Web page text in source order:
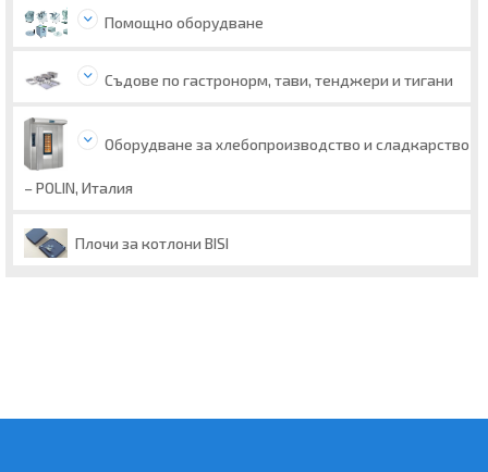
Помощно оборудване
Съдове по гастронорм, тави, тенджери и тигани
Оборудване за хлебопроизводство и сладкарство
– POLIN, Италия
Плочи за котлони BISI